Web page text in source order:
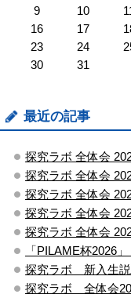
9
10
16
17
23
24
30
31
最近の記事
探究ラボ 全体会
探究ラボ 全体会
探究ラボ 全体会
探究ラボ 全体会
探究ラボ 全体会
「PILAME杯2026
探究ラボ 新入生
探究ラボ 全体会